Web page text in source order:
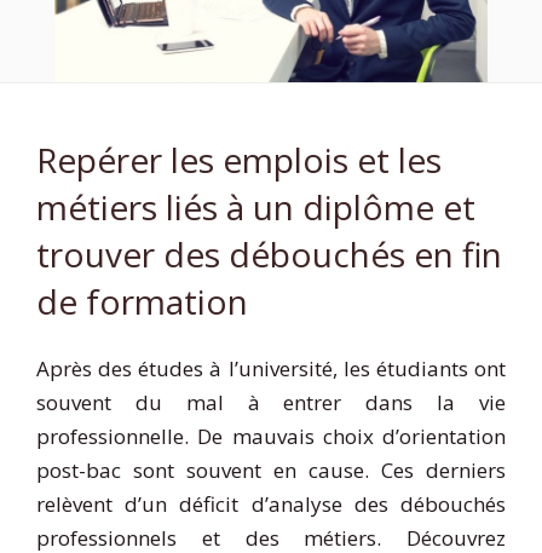
Repérer les emplois et les
métiers liés à un diplôme et
trouver des débouchés en fin
de formation
Après des études à l’université, les étudiants ont
souvent du mal à entrer dans la vie
professionnelle. De mauvais choix d’orientation
post-bac sont souvent en cause. Ces derniers
relèvent d’un déficit d’analyse des débouchés
professionnels et des métiers. Découvrez